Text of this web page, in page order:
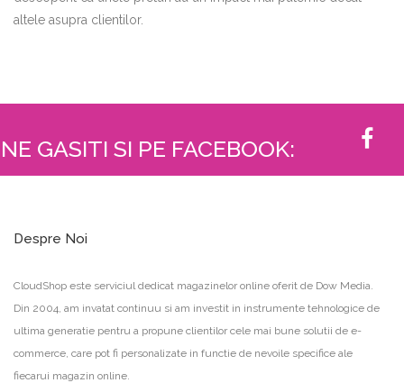
altele asupra clientilor.
NE GASITI SI PE FACEBOOK:
Despre Noi
CloudShop este serviciul dedicat magazinelor online oferit de Dow Media.
Din 2004, am invatat continuu si am investit in instrumente tehnologice de
ultima generatie pentru a propune clientilor cele mai bune solutii de e-
commerce, care pot fi personalizate in functie de nevoile specifice ale
fiecarui magazin online.